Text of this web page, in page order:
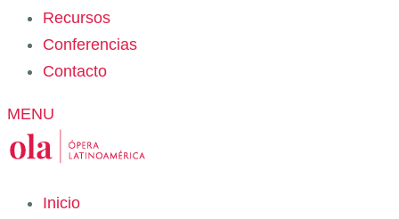
Recursos
Conferencias
Contacto
MENU
Inicio